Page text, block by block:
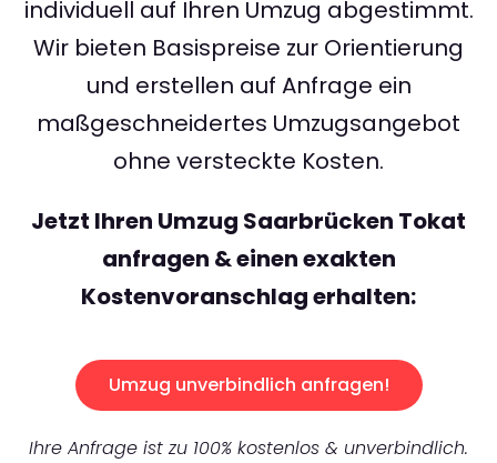
individuell auf Ihren Umzug abgestimmt.
Wir bieten Basispreise zur Orientierung
und erstellen auf Anfrage ein
maßgeschneidertes Umzugsangebot
ohne versteckte Kosten.
Jetzt Ihren Umzug Saarbrücken Tokat
anfragen & einen exakten
Kostenvoranschlag erhalten:
Umzug unverbindlich anfragen!
Ihre Anfrage ist zu 100% kostenlos & unverbindlich.